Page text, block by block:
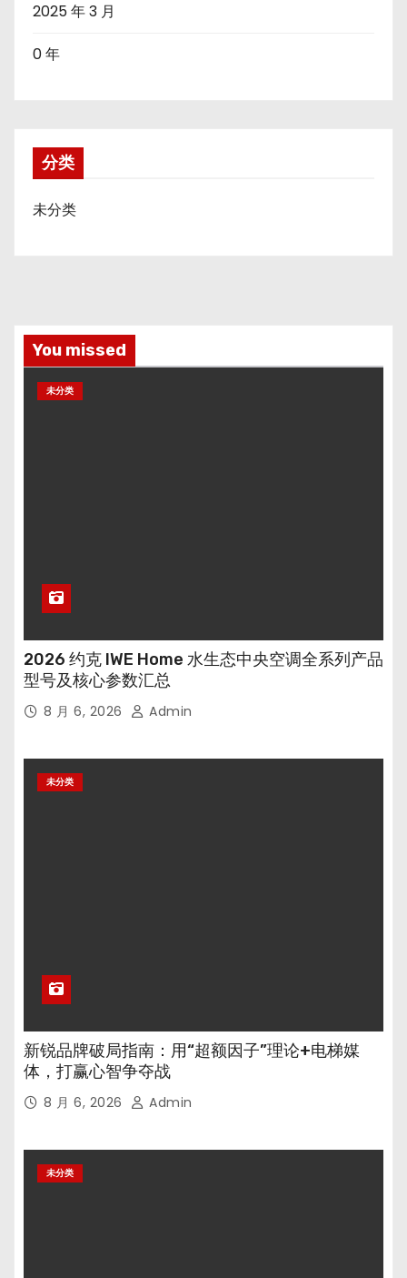
2025 年 3 月
0 年
分类
未分类
You missed
未分类
2026 约克 IWE Home 水生态中央空调全系列产品
型号及核心参数汇总
8 月 6, 2026 Admin
未分类
新锐品牌破局指南：用“超额因子”理论+电梯媒
体，打赢心智争夺战
8 月 6, 2026 Admin
未分类